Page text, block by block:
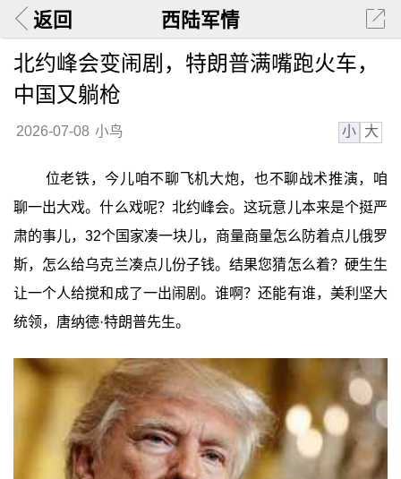
返回 西陆军情
北约峰会变闹剧，特朗普满嘴跑火车，
中国又躺枪
2026-07-08 小鸟 小 大
位老铁，今儿咱不聊飞机大炮，也不聊战术推演，咱
聊一出大戏。什么戏呢？北约峰会。这玩意儿本来是个挺严
肃的事儿，32个国家凑一块儿，商量商量怎么防着点儿俄罗
斯，怎么给乌克兰凑点儿份子钱。结果您猜怎么着？硬生生
让一个人给搅和成了一出闹剧。谁啊？还能有谁，美利坚大
统领，唐纳德·特朗普先生。